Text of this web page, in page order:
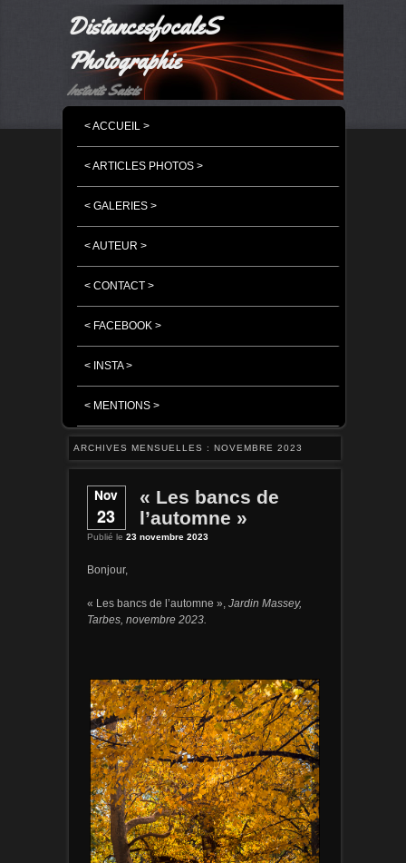
DistancesfocaleS
Photographie
Instants Saisis
MASQUER LA NAVIGATION PRINCIPALE
MASQUER LA NAVIGATION SECONDAIRE
< ACCUEIL >
< ARTICLES PHOTOS >
< GALERIES >
< AUTEUR >
< CONTACT >
< FACEBOOK >
< INSTA >
< MENTIONS >
ARCHIVES MENSUELLES : NOVEMBRE 2023
Nov
23
« Les bancs de
l’automne »
Publié le 23 novembre 2023
Bonjour,
« Les bancs de l’automne », Jardin Massey,
Tarbes, novembre 2023.